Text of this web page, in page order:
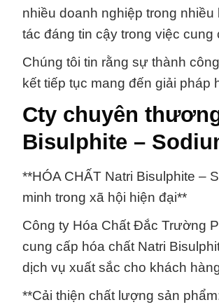
nhiều doanh nghiệp trong
tác đáng tin cậy trong việc
Chúng tôi tin rằng sự thành
kết tiếp tục mang đến giải
Cty chuyên
Bisulphite –
**HÓA CHẤT Natri Bisulphite –
minh trong xã hội hiện đại**
Công ty Hóa Chất Đắc Trường
cung cấp hóa chất Natri
dịch vụ xuất sắc cho khách
**Cải thiện chất lượng sản